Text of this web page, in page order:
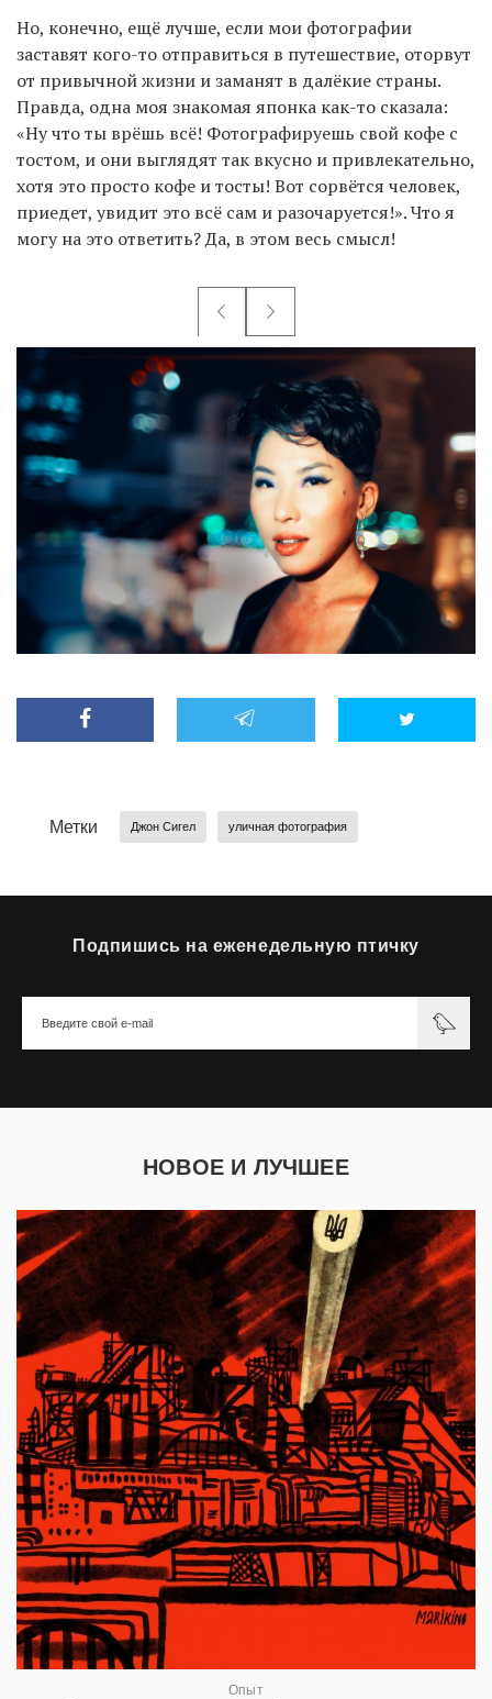
Но, конечно, ещё лучше, если мои фотографии
заставят кого-то отправиться в путешествие, оторвут
от привычной жизни и заманят в далёкие страны.
Правда, одна моя знакомая японка как-то сказала:
«Ну что ты врёшь всё! Фотографируешь свой кофе с
тостом, и они выглядят так вкусно и привлекательно,
хотя это просто кофе и тосты! Вот сорвётся человек,
приедет, увидит это всё сам и разочаруется!». Что я
могу на это ответить? Да, в этом весь смысл!
Метки Джон Сигел уличная фотография
Подпишись на еженедельную птичку
НОВОЕ И ЛУЧШЕЕ
Опыт